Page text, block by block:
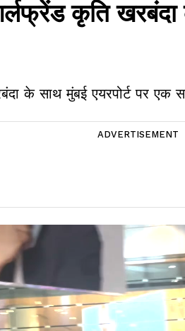
कृति खरबंदा
के साथ मुंबई एयरपोर्ट पर एक
ADVERTISEMENT